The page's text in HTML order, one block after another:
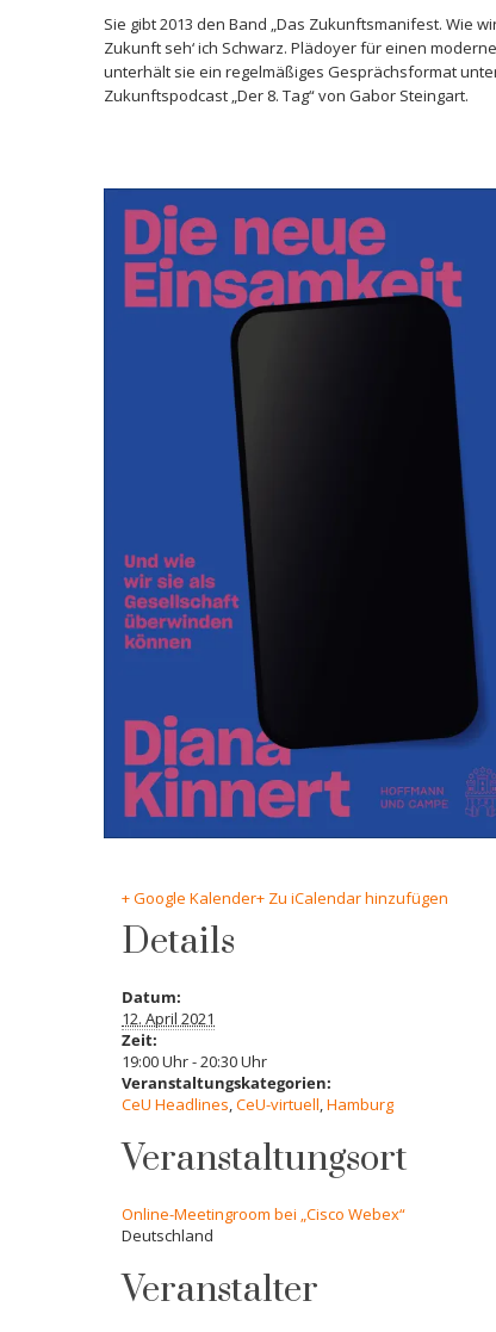
Sie gibt 2013 den Band „Das Zukunftsmanifest. Wie
Zukunft seh‘ ich Schwarz. Plädoyer für einen
unterhält sie ein regelmäßiges Gesprächsformat
Zukunftspodcast „Der 8. Tag“ von Gabor Steingart.
+ Google Kalender+ Zu iCalendar hinzufügen
Details
Datum:
12. April 2021
Zeit:
19:00 Uhr - 20:30 Uhr
Veranstaltungskategorien:
CeU Headlines,CeU-virtuell,Hamburg
Veranstaltungsort
Online-Meetingroom bei „Cisco Webex“
Deutschland
Veranstalter